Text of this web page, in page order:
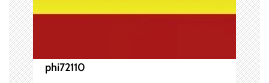
phi72110